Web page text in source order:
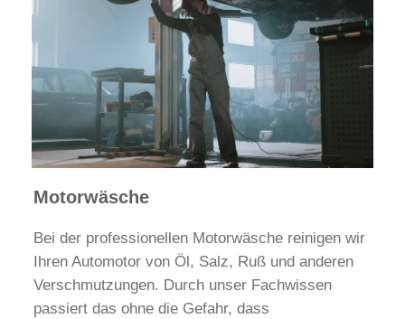
Motorwäsche
Bei der professionellen Motorwäsche reinigen wir
Ihren Automotor von Öl, Salz, Ruß und anderen
Verschmutzungen. Durch unser Fachwissen
passiert das ohne die Gefahr, dass